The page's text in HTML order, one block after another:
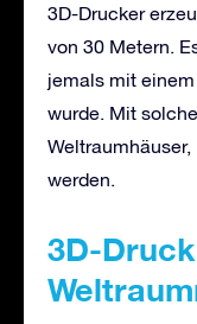
3D-Drucker
von 30 Metern.
jemals mit
wurde. Mit
werden.
3D-